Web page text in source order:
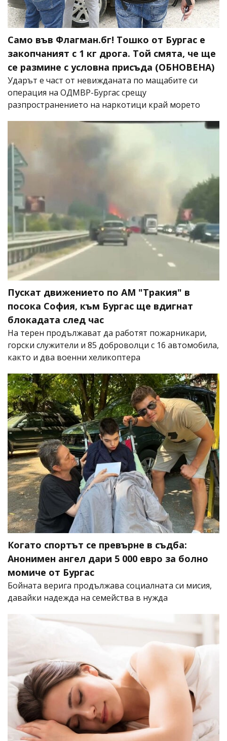
Само във Флагман.бг! Тошко от Бургас е
закопчаният с 1 кг дрога. Той смята, че ще
се размине с условна присъда (ОБНОВЕНА)
Ударът е част от невижданата по мащабите си
операция на ОДМВР-Бургас срещу
разпространението на наркотици край морето
Пускат движението по АМ "Тракия" в
посока София, към Бургас ще вдигнат
блокадата след час
На терен продължават да работят пожарникари,
горски служители и 85 доброволци с 16 автомобила,
както и два военни хеликоптера
Когато спортът се превърне в съдба:
Анонимен ангел дари 5 000 евро за болно
момиче от Бургас
Бойната верига продължава социалната си мисия,
давайки надежда на семейства в нужда